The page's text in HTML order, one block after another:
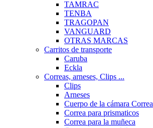
TAMRAC
TENBA
TRAGOPAN
VANGUARD
OTRAS MARCAS
Carritos de transporte
Caruba
Eckla
Correas, arneses, Clips ...
Clips
Arneses
Cuerpo de la cámara Correa
Correa para prismaticos
Correa para la muñeca